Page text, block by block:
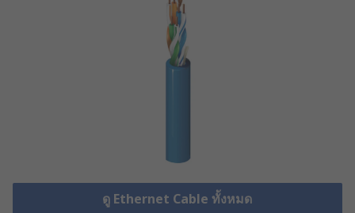
ดู Ethernet Cable ทั้งหมด